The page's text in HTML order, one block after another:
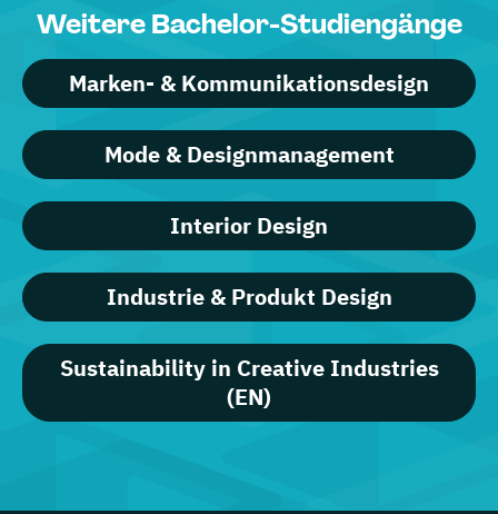
Weitere Bachelor-Studiengänge
Marken- & Kommunikationsdesign
Mode & Designmanagement
Interior Design
Industrie & Produkt Design
Sustainability in Creative Industries
(EN)